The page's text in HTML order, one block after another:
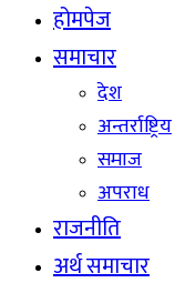
होमपेज
समाचार
देश
अन्तर्राष्ट्रिय
समाज
अपराध
राजनीति
अर्थ समाचार